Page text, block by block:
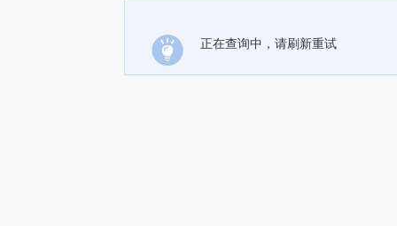
正在查询中，请刷新重试